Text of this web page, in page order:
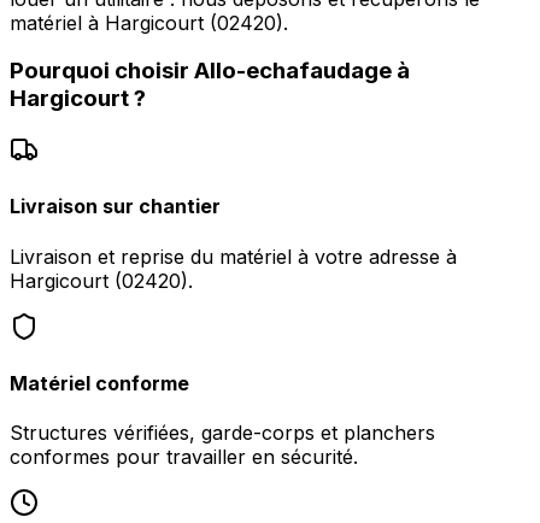
matériel à Hargicourt (02420).
Pourquoi choisir Allo-echafaudage à
Hargicourt?
Livraison sur chantier
Livraison et reprise du matériel à votre adresse à
Hargicourt (02420).
Matériel conforme
Structures vérifiées, garde-corps et planchers
conformes pour travailler en sécurité.